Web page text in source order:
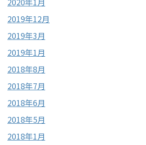
2019年12月
2019年3月
2019年1月
2018年8月
2018年7月
2018年6月
2018年5月
2018年1月